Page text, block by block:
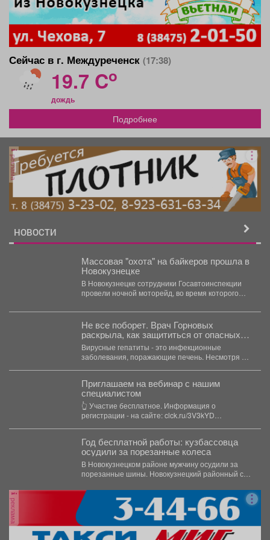
Сейчас в г. Междуреченск (17:38)
19.7 Co
дождь
Подробнее
реклама
НОВОСТИ
Массовая "охота" на байкеров прошла в
Новокузнецке
В Новокузнецке сотрудники Госавтоинспекции
провели ночной моторейд, во время которого
Не все поборет. Врач Горновых
раскрыла, как защититься от опасных
гепатитов
Вирусные гепатиты - это инфекционные
заболевания, поражающие печень. Несмотря на
Приглашаем на вебинар с нашим
специалистом
👆 Участие бесплатное. Информация о
регистрации - на сайте: clck.ru/3V3kYD
Год бесплатной работы: кузбассовца
осудили за порезанные колеса
В Новокузнецком районе мужчину осудили за
порезанные шины. Новокузнецкий районный суд
реклама